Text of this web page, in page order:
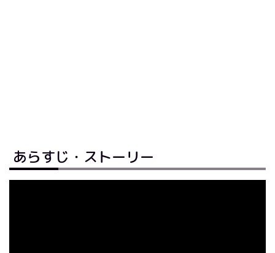
あらすじ・ストーリー